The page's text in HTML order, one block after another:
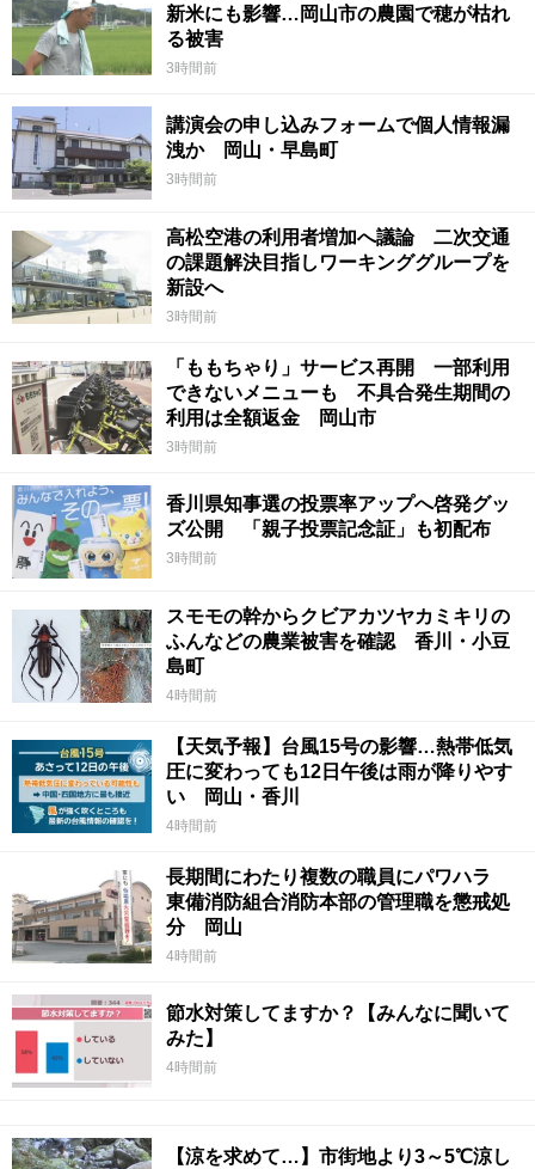
新米にも影響…岡山市の農園で穂が枯れ
る被害
3時間前
講演会の申し込みフォームで個人情報漏
洩か 岡山・早島町
3時間前
高松空港の利用者増加へ議論 二次交通
の課題解決目指しワーキンググループを
新設へ
3時間前
「ももちゃり」サービス再開 一部利用
できないメニューも 不具合発生期間の
利用は全額返金 岡山市
3時間前
香川県知事選の投票率アップへ啓発グッ
ズ公開 「親子投票記念証」も初配布
3時間前
スモモの幹からクビアカツヤカミキリの
ふんなどの農業被害を確認 香川・小豆
島町
4時間前
【天気予報】台風15号の影響…熱帯低気
圧に変わっても12日午後は雨が降りやす
い 岡山・香川
4時間前
長期間にわたり複数の職員にパワハラ
東備消防組合消防本部の管理職を懲戒処
分 岡山
4時間前
節水対策してますか？【みんなに聞いて
みた】
4時間前
【涼を求めて…】市街地より3～5℃涼し